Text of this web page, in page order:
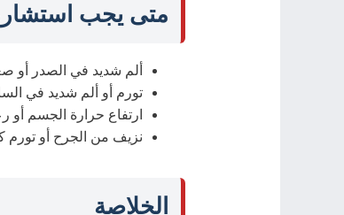
متى يجب
ألم شديد في الصدر أو
تورم أو ألم شديد في
ارتفاع حرارة الجسم أو
نزيف من الجرح أو تورم
الخلاصة